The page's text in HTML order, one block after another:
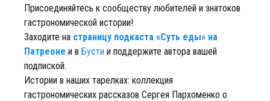
Присоединяйтесь к сообществу любителей и знатоков
гастрономической истории!
Заходите на страницу подкаста «Суть еды» на
Патреоне и в Бусти и поддержите автора вашей
подпиской.
Истории в наших тарелках: коллекция
гастрономических рассказов Сергея Пархоменко о